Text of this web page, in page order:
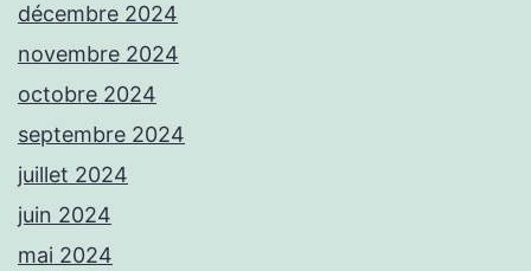
décembre 2024
novembre 2024
octobre 2024
septembre 2024
juillet 2024
juin 2024
mai 2024